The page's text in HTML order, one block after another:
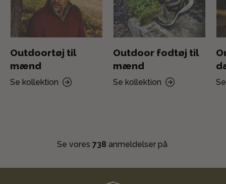
Outdoortøj til
mænd
Se kollektion
Outdoor fodtøj til
mænd
Se kollektion
Se vores 738 anmeldelser på